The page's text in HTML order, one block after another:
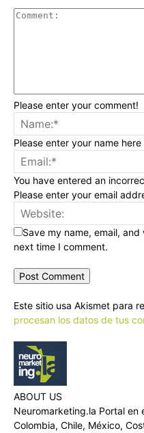
Please enter your comment!
Please enter your name here
You have entered an
Please enter your email
Save my name, email,
next time I comment.
Este sitio usa Akismet para
procesan los datos de tus
ABOUT US
Neuromarketing.la Portal en
Colombia, Chile, México,